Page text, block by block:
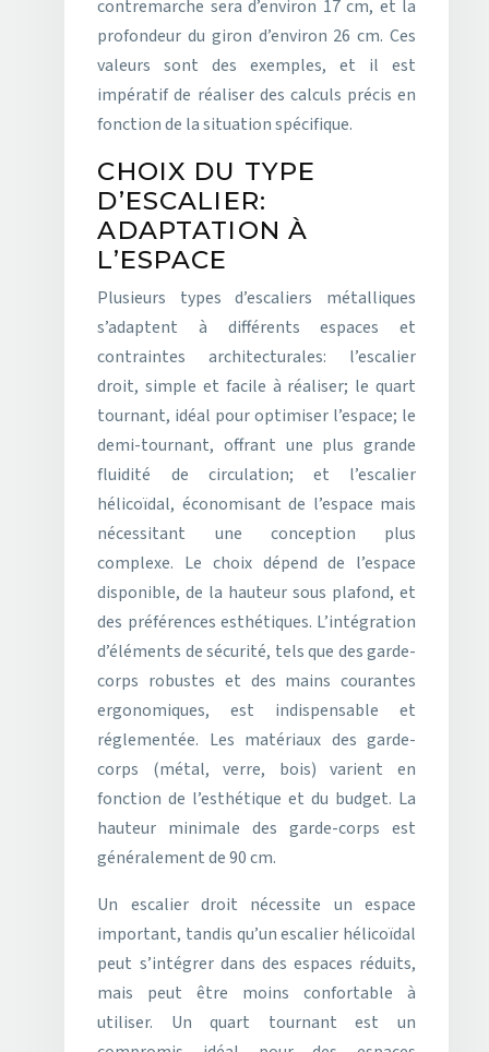
contremarche sera d’environ 17 cm, et la
profondeur du giron d’environ 26 cm. Ces
valeurs sont des exemples, et il est
impératif de réaliser des calculs précis en
fonction de la situation spécifique.
CHOIX DU TYPE
D’ESCALIER:
ADAPTATION À
L’ESPACE
Plusieurs types d’escaliers métalliques
s’adaptent à différents espaces et
contraintes architecturales: l’escalier
droit, simple et facile à réaliser; le quart
tournant, idéal pour optimiser l’espace; le
demi-tournant, offrant une plus grande
fluidité de circulation; et l’escalier
hélicoïdal, économisant de l’espace mais
nécessitant une conception plus
complexe. Le choix dépend de l’espace
disponible, de la hauteur sous plafond, et
des préférences esthétiques. L’intégration
d’éléments de sécurité, tels que des garde-
corps robustes et des mains courantes
ergonomiques, est indispensable et
réglementée. Les matériaux des garde-
corps (métal, verre, bois) varient en
fonction de l’esthétique et du budget. La
hauteur minimale des garde-corps est
généralement de 90 cm.
Un escalier droit nécessite un espace
important, tandis qu’un escalier hélicoïdal
peut s’intégrer dans des espaces réduits,
mais peut être moins confortable à
utiliser. Un quart tournant est un